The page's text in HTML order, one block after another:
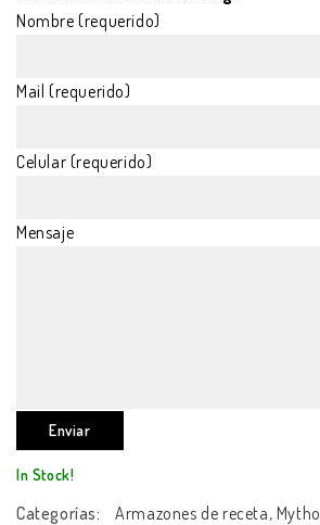
Nombre (requerido)
Mail (requerido)
Celular (requerido)
Mensaje
In Stock!
Categorías: Armazones de receta, Mytho